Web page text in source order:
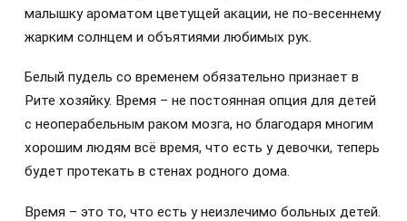
малышку ароматом цветущей акации, не по-весеннему
жарким солнцем и объятиями любимых рук.
Белый пудель со временем обязательно признает в
Рите хозяйку. Время – не постоянная опция для детей
с неоперабельным раком мозга, но благодаря многим
хорошим людям всё время, что есть у девочки, теперь
будет протекать в стенах родного дома.
Время – это то, что есть у неизлечимо больных детей.